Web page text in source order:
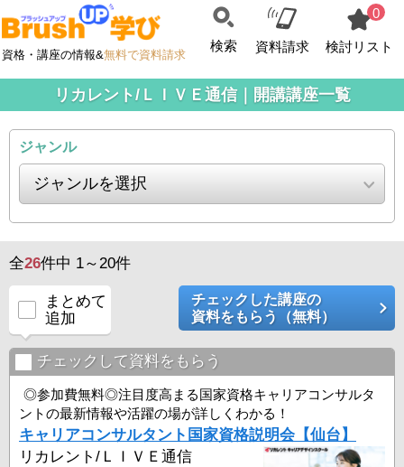
資格・講座の情報&無料で資料請求
検索 資料請求
0
検討リスト
リカレント/ＬＩＶＥ通信｜開講講座一覧
ジャンル
全26件中 1～20件
まとめて
追加
チェックした講座の
資料をもらう（無料）
チェックして資料をもらう
◎参加費無料◎注目度高まる国家資格キャリアコンサルタ
ントの最新情報や活躍の場が詳しくわかる！
キャリアコンサルタント国家資格説明会【仙台】
リカレント/ＬＩＶＥ通信